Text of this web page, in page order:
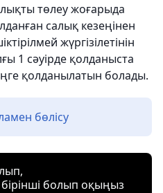
төлеу жоғарыда
салық кезеңінен
жүргізілетінін
1 сәуірде қолданыста
қолданылатын болады.
бөлісу
болып оқыңыз